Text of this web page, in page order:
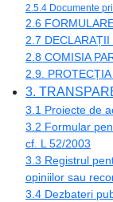
2.5.4 Documente
2.6
2.7 DECLARAȚII
2.8 COMISIA
2.9.
3.
3.1 Proiecte de
3.2 Formular
cf. L 52/2003
3.3 Registrul
opiniilor sau
3.4 Dezbateri